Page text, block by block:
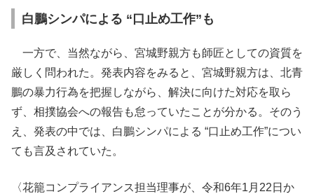
白鵬シンパによる “口止め工作”も
一方で、当然ながら、宮城野親方も師匠としての資質を
厳しく問われた。発表内容をみると、宮城野親方は、北青
鵬の暴力行為を把握しながら、解決に向けた対応を取ら
ず、相撲協会への報告も怠っていたことが分かる。そのう
え、発表の中では、白鵬シンパによる “口止め工作”につい
ても言及されていた。
〈花籠コンプライアンス担当理事が、令和6年1月22日か